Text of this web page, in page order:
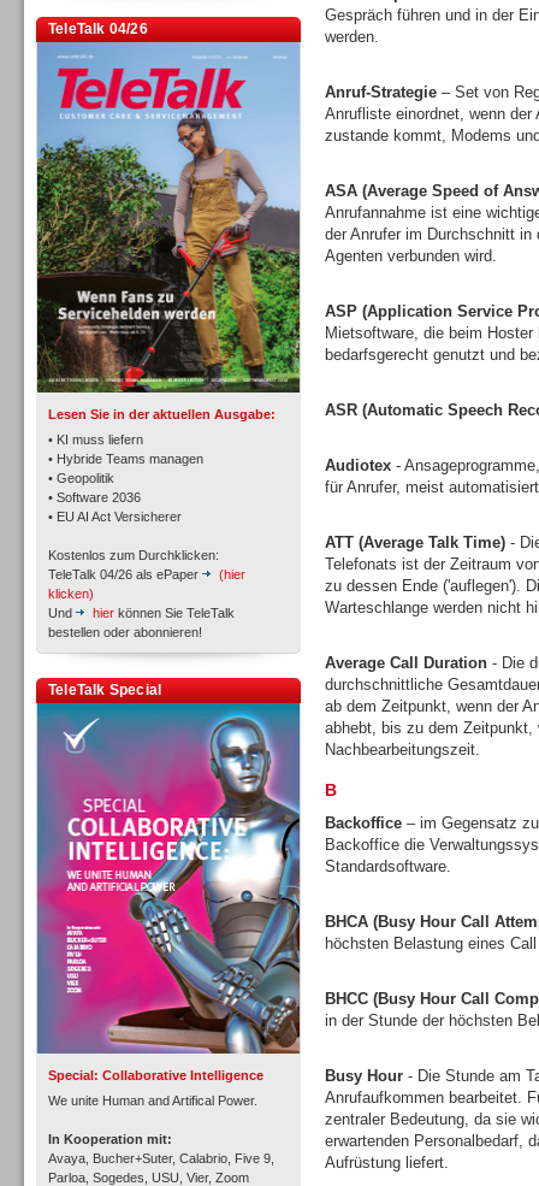
TeleTalk 04/26
Lesen Sie in der aktuellen Ausgabe:
• KI muss liefern
• Hybride Teams managen
• Geopolitik
• Software 2036
• EU AI Act Versicherer
Kostenlos zum Durchklicken:
TeleTalk 04/26 als ePaper
(hier
klicken)
Und
hier können Sie TeleTalk
bestellen oder abonnieren!
TeleTalk Special
Special: Collaborative Intelligence
We unite Human and Artifical Power.
In Kooperation mit:
Avaya, Bucher+Suter, Calabrio, Five 9,
Parloa, Sogedes, USU, Vier, Zoom
TK- und ACD-Systeme
Workforce-Management
Personal
Personal
Inbound
Gespräch führen und in der
werden.
Anruf-Strategie – Set von
Anrufliste einordnet, wenn
zustande kommt, Modems
ASA (Average Speed of
Anrufannahme ist eine
der Anrufer im Durchschnitt
Agenten verbunden wird.
ASP (Application Service
Mietsoftware, die beim
bedarfsgerecht genutzt und
ASR (Automatic Speech
Audiotex -
für Anrufer, meist
ATT (Average Talk Time) -
Telefonats ist der Zeitraum
zu dessen Ende ('auflegen').
Warteschlange werden nicht
Average Call Duration - Die
durchschnittliche
ab dem Zeitpunkt, wenn der
abhebt, bis zu dem Zeitpunkt,
Nachbearbeitungszeit.
B
Backoffice – im Gegensatz
Backoffice die
Standardsoftware.
BHCA (Busy Hour Call
höchsten Belastung eines
BHCC (Busy Hour Call
in der Stunde der höchsten
Busy Hour - Die Stunde am
Anrufaufkommen bearbeitet.
zentraler Bedeutung, da sie
erwartenden Personalbedarf,
Aufrüstung liefert.